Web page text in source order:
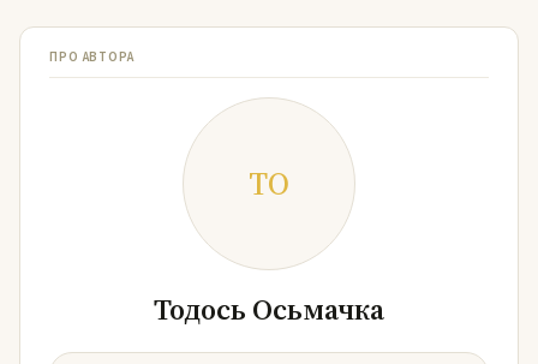
ПРО АВТОРА
ТО
Тодось Осьмачка